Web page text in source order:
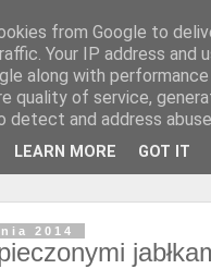
2014
from Google to
Your IP address and
along with
quality of service,
detect and address
LEARN MORE GOT IT